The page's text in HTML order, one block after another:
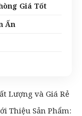
Giá Tốt
Ấn
Lượng và Giá Rẻ
Thiệu Sản Phẩm: